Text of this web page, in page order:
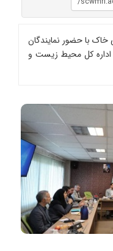
با حضور نمایندگان
کل محیط زیست و